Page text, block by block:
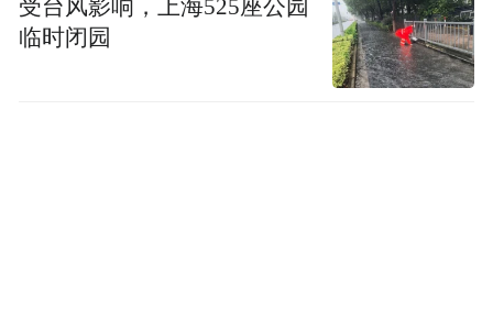
受台风影响，上海525座公园
临时闭园